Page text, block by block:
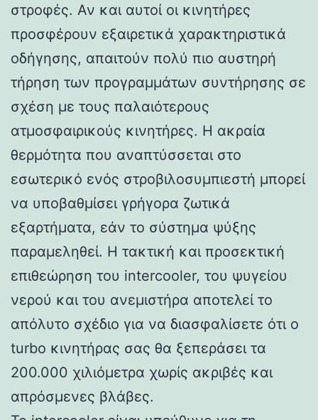
στροφές. Αν και αυτοί οι κινητήρες
προσφέρουν εξαιρετικά χαρακτηριστικά
οδήγησης, απαιτούν πολύ πιο αυστηρή
τήρηση των προγραμμάτων συντήρησης σε
σχέση με τους παλαιότερους
ατμοσφαιρικούς κινητήρες. Η ακραία
θερμότητα που αναπτύσσεται στο
εσωτερικό ενός στροβιλοσυμπιεστή μπορεί
να υποβαθμίσει γρήγορα ζωτικά
εξαρτήματα, εάν το σύστημα ψύξης
παραμεληθεί. Η τακτική και προσεκτική
επιθεώρηση του intercooler, του ψυγείου
νερού και του ανεμιστήρα αποτελεί το
απόλυτο σχέδιο για να διασφαλίσετε ότι ο
turbo κινητήρας σας θα ξεπεράσει τα
200.000 χιλιόμετρα χωρίς ακριβές και
απρόσμενες βλάβες.